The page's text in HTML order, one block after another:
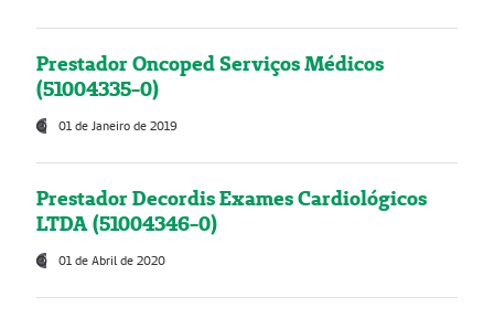
Prestador Oncoped Serviços Médicos
(51004335-0)
01 de Janeiro de 2019
Prestador Decordis Exames Cardiológicos
LTDA (51004346-0)
01 de Abril de 2020